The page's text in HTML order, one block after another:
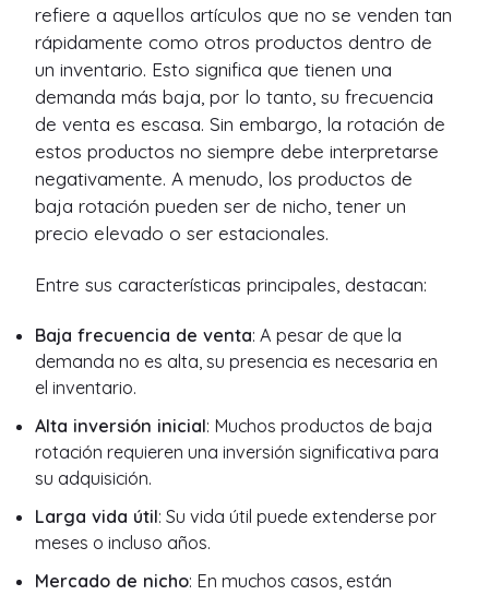
refiere a aquellos artículos que no se venden tan
rápidamente como otros productos dentro de
un inventario. Esto significa que tienen una
demanda más baja, por lo tanto, su frecuencia
de venta es escasa. Sin embargo, la rotación de
estos productos no siempre debe interpretarse
negativamente. A menudo, los productos de
baja rotación pueden ser de nicho, tener un
precio elevado o ser estacionales.
Entre sus características principales, destacan:
Baja frecuencia de venta: A pesar de que la
demanda no es alta, su presencia es necesaria en
el inventario.
Alta inversión inicial: Muchos productos de baja
rotación requieren una inversión significativa para
su adquisición.
Larga vida útil: Su vida útil puede extenderse por
meses o incluso años.
Mercado de nicho: En muchos casos, están